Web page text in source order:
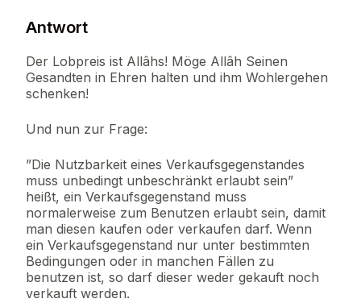
Antwort
Der Lobpreis ist Allâhs! Möge Allâh Seinen
Gesandten in Ehren halten und ihm Wohlergehen
schenken!
Und nun zur Frage:
”Die Nutzbarkeit eines Verkaufsgegenstandes
muss unbedingt unbeschränkt erlaubt sein”
heißt, ein Verkaufsgegenstand muss
normalerweise zum Benutzen erlaubt sein, damit
man diesen kaufen oder verkaufen darf. Wenn
ein Verkaufsgegenstand nur unter bestimmten
Bedingungen oder in manchen Fällen zu
benutzen ist, so darf dieser weder gekauft noch
verkauft werden.